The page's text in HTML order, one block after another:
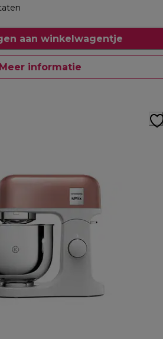
aan winkelwagentje
Meer informatie